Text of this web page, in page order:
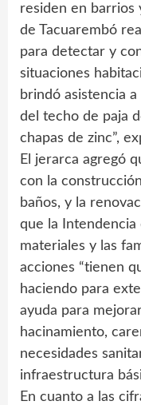
residen en barrios
de Tacuarembó
para detectar y
situaciones
brindó asistencia
del techo de paja
chapas de zinc”,
El jerarca agregó
con la
baños, y la
que la Intendencia
materiales y las
acciones “tienen
haciendo para
ayuda para
hacinamiento,
necesidades
infraestructura
En cuanto a las